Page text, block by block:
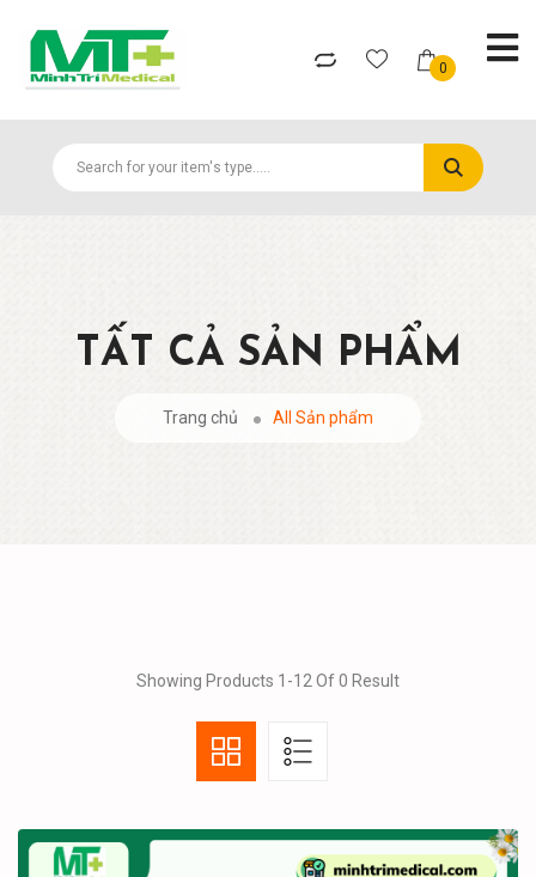
0
TẤT CẢ SẢN PHẨM
Trang chủ All Sản phẩm
Showing Products 1-12 Of 0 Result